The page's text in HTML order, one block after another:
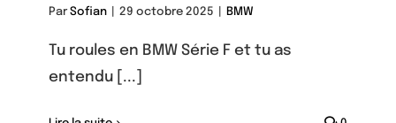
ParSofian 29 octobre 2025 BMW
Tu roules en BMW Série F et tu as
entendu [...]